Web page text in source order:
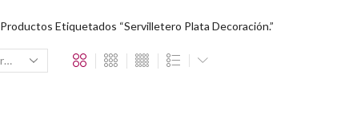
Productos Etiquetados “Servilletero Plata Decoración.”